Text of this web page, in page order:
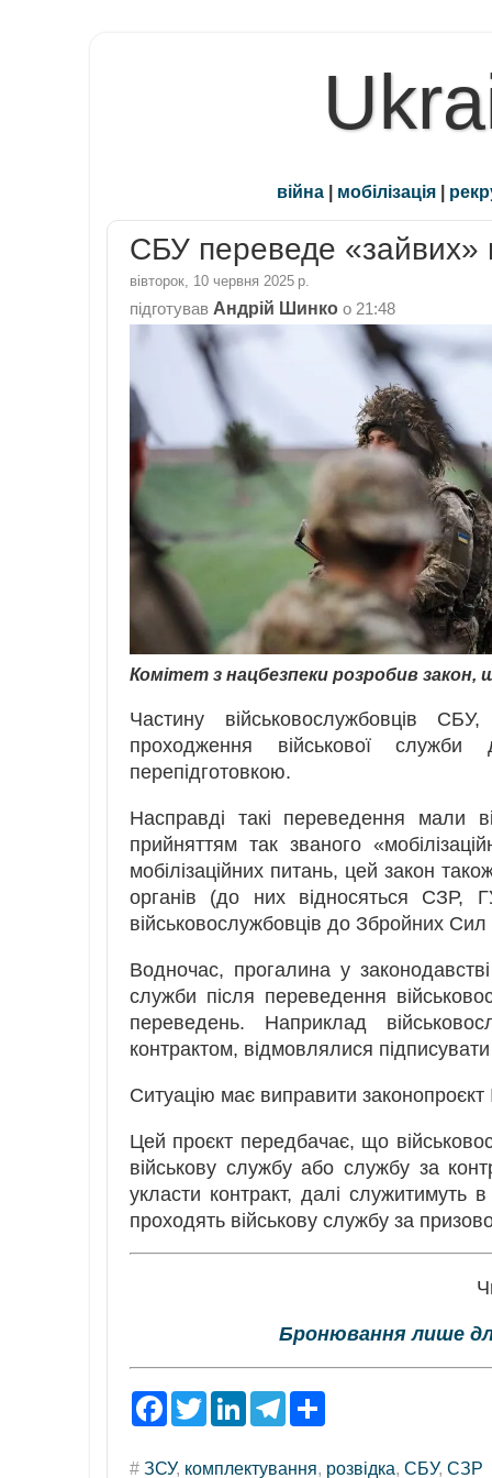
війна | мобілізація |
СБУ переведе «зайвих»
вівторок, 10 червня 2025 р.
підготував Андрій Шинко о 21:48
Комітет з нацбезпеки розробив закон,
Частину військовослужбовців
проходження військової
перепідготовкою.
Насправді такі переведення мали
прийняттям так званого
мобілізаційних питань, цей закон
органів (до них відносяться СЗР,
військовослужбовців до Збройних
Водночас, прогалина у
служби після переведення
переведень. Наприклад
контрактом, відмовлялися
Ситуацію має виправити
Цей проєкт передбачає, що
військову службу або службу за
укласти контракт, далі служитимуть
проходять військову службу за
Бронювання лише
F
a
b
T
w
t
L
e
T
g
e
# ЗСУ, комплектування, розвідка, СБУ, СЗР